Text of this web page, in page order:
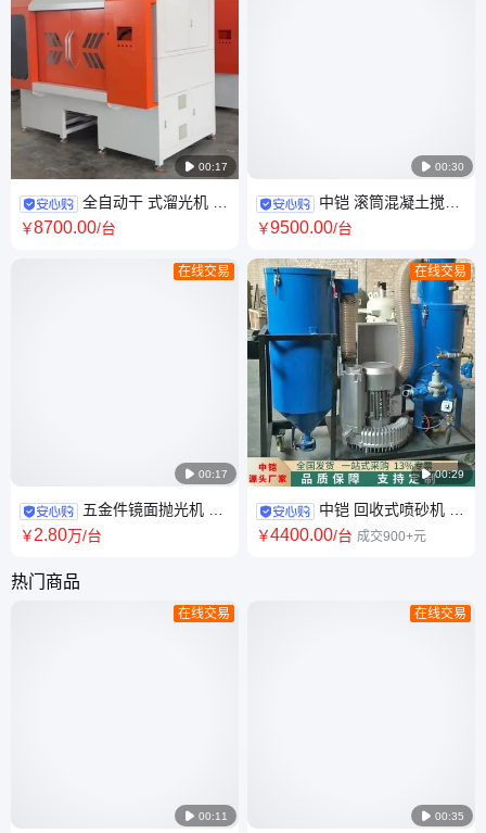
 00:17
全自动干 式溜光机 干
式颗粒分格溜光 机 五金工具小
￥8700.00/台
 00:17
在线交易
五金件镜面抛光机 高
效表面效果均匀光亮无死角 螺
￥2.80万/台
 00:30
中铠 滚筒混凝土搅拌
机 移动式水泥搅拌拖泵 柴油搅
￥9500.00/台
 00:29
在线交易
中铠 回收式喷砂机 可
循环使用 一体式喷砂除锈设备
￥4400.00/台 成交900+元
热门商品
 00:11
在线交易
 00:35
在线交易